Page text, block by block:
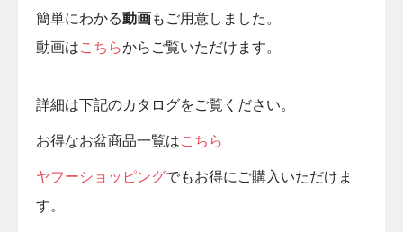
簡単にわかる動画もご用意しました。
動画はこちらからご覧いただけます。
詳細は下記のカタログをご覧ください。
お得なお盆商品一覧はこちら
ヤフーショッピングでもお得にご購入いただけま
す。